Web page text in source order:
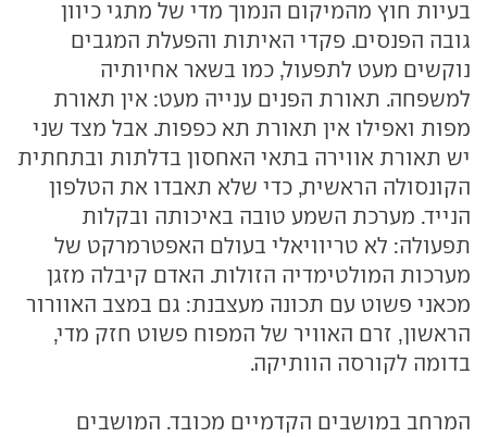
בעיות חוץ מהמיקום הנמוך מדי של מתגי כיוון
גובה הפנסים. פקדי האיתות והפעלת המגבים
נוקשים מעט לתפעול, כמו בשאר אחיותיה
למשפחה. תאורת הפנים ענייה מעט: אין תאורת
מפות ואפילו אין תאורת תא כפפות. אבל מצד שני
יש תאורת אווירה בתאי האחסון בדלתות ובתחתית
הקונסולה הראשית, כדי שלא תאבדו את הטלפון
הנייד. מערכת השמע טובה באיכותה ובקלות
תפעולה: לא טריוויאלי בעולם האפטרמרקט של
מערכות המולטימדיה הזולות. האדם קיבלה מזגן
מכאני פשוט עם תכונה מעצבנת: גם במצב האוורור
הראשון, זרם האוויר של המפוח פשוט חזק מדי,
בדומה לקורסה הוותיקה.
המרחב במושבים הקדמיים מכובד. המושבים